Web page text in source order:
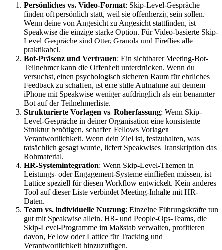
Persönliches vs. Video-Format: Skip-Level-Gespräche
finden oft persönlich statt, weil sie offenherzig sein sollen.
Wenn deine von Angesicht zu Angesicht stattfinden, ist
Speakwise die einzige starke Option. Für Video-basierte Skip-
Level-Gespräche sind Otter, Granola und Fireflies alle
praktikabel.
Bot-Präsenz und Vertrauen: Ein sichtbarer Meeting-Bot-
Teilnehmer kann die Offenheit unterdrücken. Wenn du
versuchst, einen psychologisch sicheren Raum für ehrliches
Feedback zu schaffen, ist eine stille Aufnahme auf deinem
iPhone mit Speakwise weniger aufdringlich als ein benannter
Bot auf der Teilnehmerliste.
Strukturierte Vorlagen vs. Roherfassung: Wenn Skip-
Level-Gespräche in deiner Organisation eine konsistente
Struktur benötigen, schaffen Fellows Vorlagen
Verantwortlichkeit. Wenn dein Ziel ist, festzuhalten, was
tatsächlich gesagt wurde, liefert Speakwises Transkription das
Rohmaterial.
HR-Systemintegration: Wenn Skip-Level-Themen in
Leistungs- oder Engagement-Systeme einfließen müssen, ist
Lattice speziell für diesen Workflow entwickelt. Kein anderes
Tool auf dieser Liste verbindet Meeting-Inhalte mit HR-
Daten.
Team vs. individuelle Nutzung: Einzelne Führungskräfte tun
gut mit Speakwise allein. HR- und People-Ops-Teams, die
Skip-Level-Programme im Maßstab verwalten, profitieren
davon, Fellow oder Lattice für Tracking und
Verantwortlichkeit hinzuzufügen.